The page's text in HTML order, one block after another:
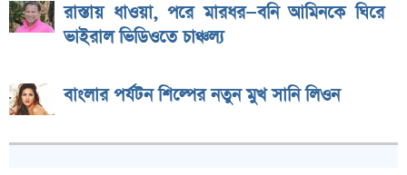
রাস্তায় ধাওয়া, পরে মারধর—বনি আমিনকে ঘিরে
ভাইরাল ভিডিওতে চাঞ্চল্য
বাংলার পর্যটন শিল্পের নতুন মুখ সানি লিওন